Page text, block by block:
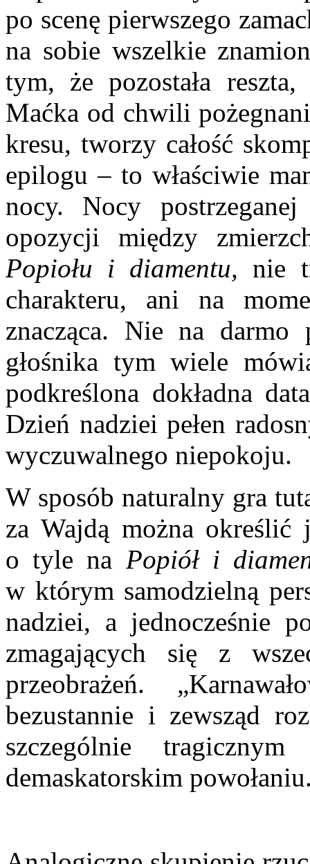
po scenę pierwszego
na sobie wszelkie
tym, że pozostała
Maćka od chwili
kresu, tworzy całość
epilogu – to właściwie
nocy. Nocy
opozycji między
Popiołu i diamentu, nie
charakteru, ani na
znacząca. Nie na darmo
głośnika tym wiele
podkreślona dokładna
Dzień nadziei pełen
wyczuwalnego niepokoju.
W sposób naturalny gra
za Wajdą można
o tyle na Popiół i
w którym samodzielną
nadziei, a jednocześnie
zmagających się z
przeobrażeń.
bezustannie i zewsząd
szczególnie
demaskatorskim